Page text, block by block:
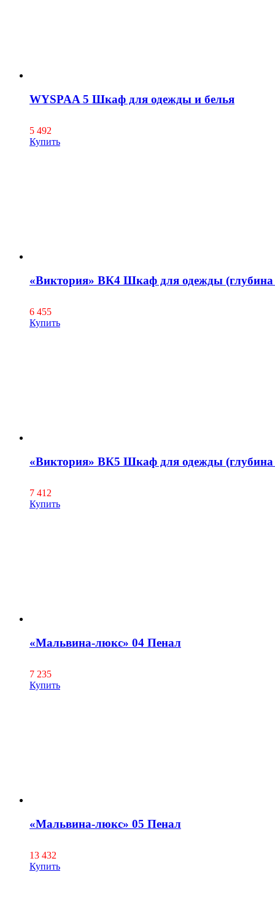
WYSPAA 5 Шкаф для одежды и белья
5 492
Купить
«Виктория» ВК4 Шкаф для одежды
6 455
Купить
«Виктория» ВК5 Шкаф для одежды
7 412
Купить
«Мальвина-люкс» 04 Пенал
7 235
Купить
«Мальвина-люкс» 05 Пенал
13 432
Купить